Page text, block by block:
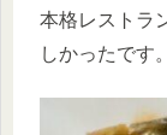
本格レストラ
しかったです。